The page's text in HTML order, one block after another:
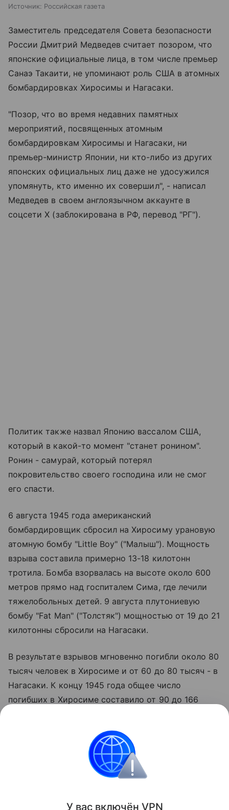
Источник: Российская газета
Заместитель председателя Совета безопасности
России Дмитрий Медведев считает позором, что
японские официальные лица, в том числе премьер
Санаэ Такаити, не упоминают роль США в атомных
бомбардировках Хиросимы и Нагасаки.
"Позор, что во время недавних памятных
мероприятий, посвященных атомным
бомбардировкам Хиросимы и Нагасаки, ни
премьер-министр Японии, ни кто-либо из других
японских официальных лиц даже не удосужился
упомянуть, кто именно их совершил", - написал
Медведев в своем англоязычном аккаунте в
соцсети X (заблокирована в РФ, перевод "РГ").
Политик также назвал Японию вассалом США,
который в какой-то момент "станет ронином".
Ронин - самурай, который потерял
покровительство своего господина или не смог
его спасти.
6 августа 1945 года американский
бомбардировщик сбросил на Хиросиму урановую
атомную бомбу "Little Boy" ("Малыш"). Мощность
взрыва составила примерно 13-18 килотонн
тротила. Бомба взорвалась на высоте около 600
метров прямо над госпиталем Сима, где лечили
тяжелобольных детей. 9 августа плутониевую
бомбу "Fat Man" ("Толстяк") мощностью от 19 до 21
килотонны сбросили на Нагасаки.
В результате взрывов мгновенно погибли около 80
тысяч человек в Хиросиме и от 60 до 80 тысяч - в
Нагасаки. К концу 1945 года общее число
погибших в Хиросиме составило от 90 до 166
последующие годы число жертв продолжало
расти за счет умерших от лучевой болезни,
онкологических и других заболеваний, вызванных
радиационным облучением.
Поделиться
У вас включён VPN